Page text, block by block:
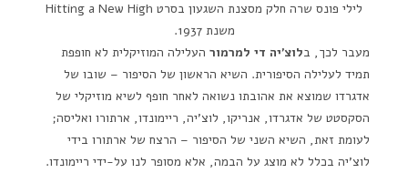
לילי פונס שרה חלק מסצנת השגעון בסרט Hitting a New High
משנת 1937.
מעבר לכך, בלוצ'יה די למרמור העלילה המוזיקלית לא חופפת
תמיד לעלילה הסיפורית. השיא הראשון של הסיפור – שובו של
אדגרדו שמוצא את אהובתו נשואה לאחר חופף לשיא מוזיקלי של
הסקסטט של אדגרדו, אנריקו, לוצ'יה, ריימונדו, ארתורו ואליסה;
לעומת זאת, השיא השני של הסיפור – הרצח של ארתורו בידי
לוצ'יה בכלל לא מוצג על הבמה, אלא מסופר לנו על-ידי ריימונדו.